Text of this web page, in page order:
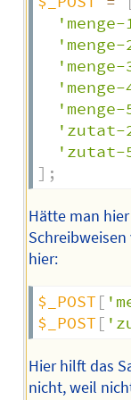
'zutat-
'zutat-
] ;
Hätte man
hier:
$_POST [
$_POST [
Hier hilft das
nicht, weil